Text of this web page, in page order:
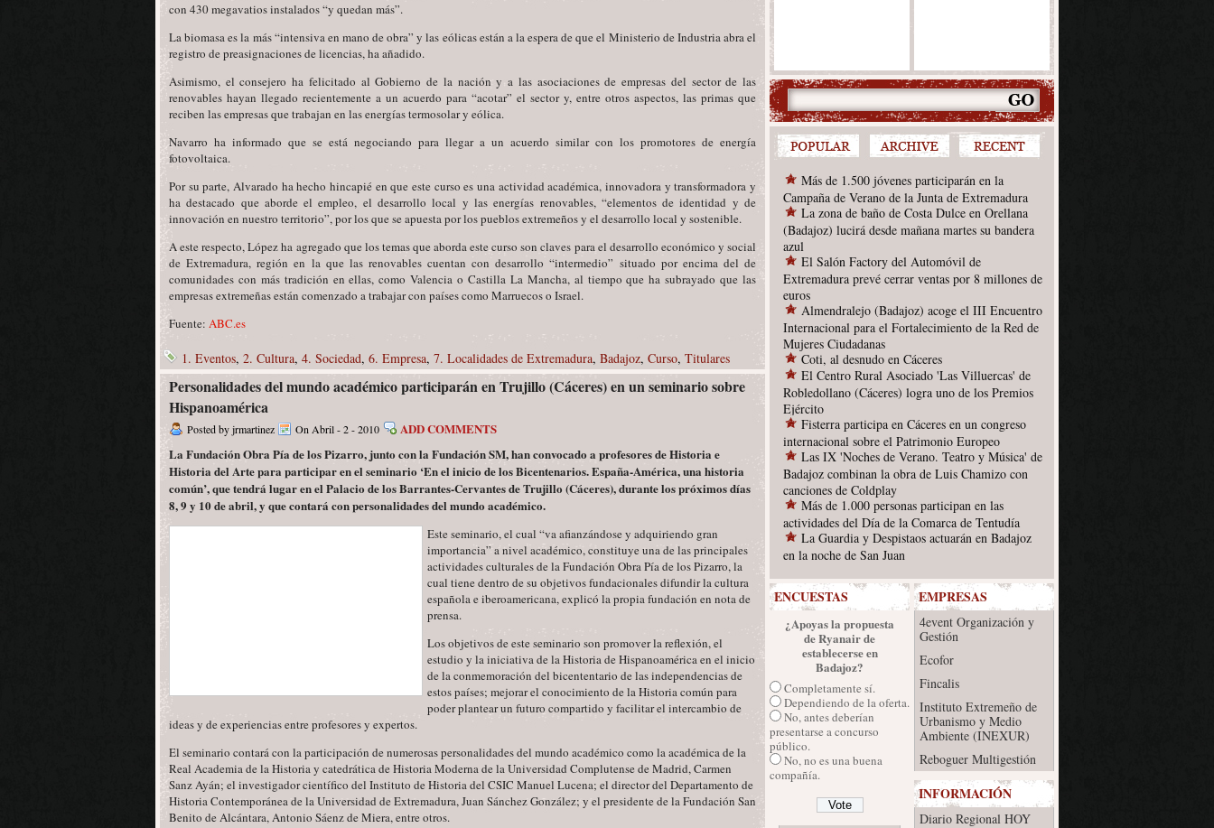
con 430 megavatios instalados “y quedan más”.
La biomasa es la más “intensiva en mano de obra” y las eólicas están a la espera de que el Ministerio de Industria abra el
registro de preasignaciones de licencias, ha añadido.
Asimismo, el consejero ha felicitado al Gobierno de la nación y a las asociaciones de empresas del sector de las
renovables hayan llegado recientemente a un acuerdo para “acotar” el sector y, entre otros aspectos, las primas que
reciben las empresas que trabajan en las energías termosolar y eólica.
Navarro ha informado que se está negociando para llegar a un acuerdo similar con los promotores de energía
fotovoltaica.
Por su parte, Alvarado ha hecho hincapié en que este curso es una actividad académica, innovadora y transformadora y
ha destacado que aborde el empleo, el desarrollo local y las energías renovables, “elementos de identidad y de
innovación en nuestro territorio”, por los que se apuesta por los pueblos extremeños y el desarrollo local y sostenible.
A este respecto, López ha agregado que los temas que aborda este curso son claves para el desarrollo económico y social
de Extremadura, región en la que las renovables cuentan con desarrollo “intermedio” situado por encima del de
comunidades con más tradición en ellas, como Valencia o Castilla La Mancha, al tiempo que ha subrayado que las
empresas extremeñas están comenzado a trabajar con países como Marruecos o Israel.
Fuente: ABC.es
1. Eventos, 2. Cultura, 4. Sociedad, 6. Empresa, 7. Localidades de Extremadura, Badajoz, Curso, Titulares
Personalidades del mundo académico participarán en Trujillo (Cáceres) en un seminario sobre
Hispanoamérica
Posted by jrmartinez On Abril - 2 - 2010
ADD COMMENTS
La Fundación Obra Pía de los Pizarro, junto con la Fundación SM, han convocado a profesores de Historia e
Historia del Arte para participar en el seminario ‘En el inicio de los Bicentenarios. España-América, una historia
común’, que tendrá lugar en el Palacio de los Barrantes-Cervantes de Trujillo (Cáceres), durante los próximos días
8, 9 y 10 de abril, y que contará con personalidades del mundo académico.
Este seminario, el cual “va afianzándose y adquiriendo gran
importancia” a nivel académico, constituye una de las principales
actividades culturales de la Fundación Obra Pía de los Pizarro, la
cual tiene dentro de su objetivos fundacionales difundir la cultura
española e iberoamericana, explicó la propia fundación en nota de
prensa.
Los objetivos de este seminario son promover la reflexión, el
estudio y la iniciativa de la Historia de Hispanoamérica en el inicio
de la conmemoración del bicententario de las independencias de
estos países; mejorar el conocimiento de la Historia común para
poder plantear un futuro compartido y facilitar el intercambio de
ideas y de experiencias entre profesores y expertos.
El seminario contará con la participación de numerosas personalidades del mundo académico como la académica de la
Real Academia de la Historia y catedrática de Historia Moderna de la Universidad Complutense de Madrid, Carmen
Sanz Ayán; el investigador científico del Instituto de Historia del CSIC Manuel Lucena; el director del Departamento de
Historia Contemporánea de la Universidad de Extremadura, Juan Sánchez González; y el presidente de la Fundación San
Benito de Alcántara, Antonio Sáenz de Miera, entre otros.
Más de 1.500 jóvenes participarán en la
Campaña de Verano de la Junta de Extremadura
La zona de baño de Costa Dulce en Orellana
(Badajoz) lucirá desde mañana martes su bandera
azul
El Salón Factory del Automóvil de
Extremadura prevé cerrar ventas por 8 millones de
euros
Almendralejo (Badajoz) acoge el III Encuentro
Internacional para el Fortalecimiento de la Red de
Mujeres Ciudadanas
Coti, al desnudo en Cáceres
El Centro Rural Asociado 'Las Villuercas' de
Robledollano (Cáceres) logra uno de los Premios
Ejército
Fisterra participa en Cáceres en un congreso
internacional sobre el Patrimonio Europeo
Las IX 'Noches de Verano. Teatro y Música' de
Badajoz combinan la obra de Luis Chamizo con
canciones de Coldplay
Más de 1.000 personas participan en las
actividades del Día de la Comarca de Tentudía
La Guardia y Despistaos actuarán en Badajoz
en la noche de San Juan
EMPRESAS
4event Organización y
Gestión
Ecofor
Fincalis
Instituto Extremeño de
Urbanismo y Medio
Ambiente (INEXUR)
Reboguer Multigestión
INFORMACIÓN
Diario Regional HOY
ENCUESTAS
¿Apoyas la propuesta
de Ryanair de
establecerse en
Badajoz?
Completamente sí.
Dependiendo de la oferta.
No, antes deberían
presentarse a concurso
público.
No, no es una buena
compañía.